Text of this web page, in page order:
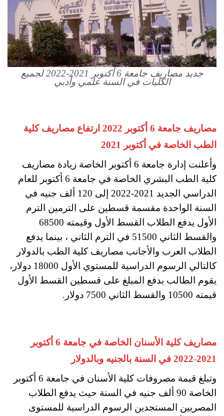
جديد مصاريف جامعة 6 أكتوبر 2021-2022 لجميع
الكليات في السنة علمي وأدبي
مصاريف جامعة 6 أكتوبر 2022 ارتفاع مصاريف كلية
الطب الخاصة في أكتوبر 2021
وأعلنت إدارة جامعة 6 أكتوبر الخاصة زيادة مصاريف
كلية الطب البشري الخاصة في جامعة 6 أكتوبر للعام
الدراسي الجديد 2021-2022 إلى 120 ألف جنيه في
السنة الواحدة مقسمة قسطين على الترمين الترم
الأول يدفع الطلاب القسط الأول وقيمته 68500
والقسط الثاني 51500 في الترم الثاني ، بينما يدفع
الطلاب العرب والأجانب مصاريف كلية الطب بالدولار
كالتالي الرسوم الدراسية للمستوي الأول 18000 دولار،
يقوم الطالب بدفع المبلغ على قسطين القسط الأول
قيمته 10500 والقسط الثاني 7500 دولار.
مصاريف كلية الأسنان الخاصة في جامعة 6 أكتوبر
2021-2022 في السنة بالجنيه وبالدولار
وتبلغ قيمة مصروفات كلية الأسنان في جامعة 6 أكتوبر
الخاصة 90 ألف جنيه في السنة حيث يدفع الطلاب
المصريين المستجدين الرسوم الدراسية للمستوى